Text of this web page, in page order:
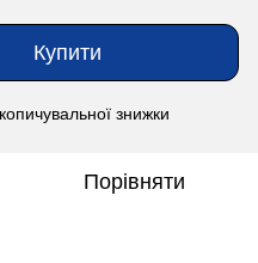
Купити
знижки
Порівняти